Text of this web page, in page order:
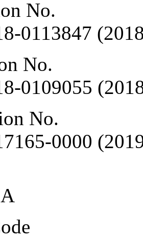
No.
0113847
No.
0109055
No.
0000